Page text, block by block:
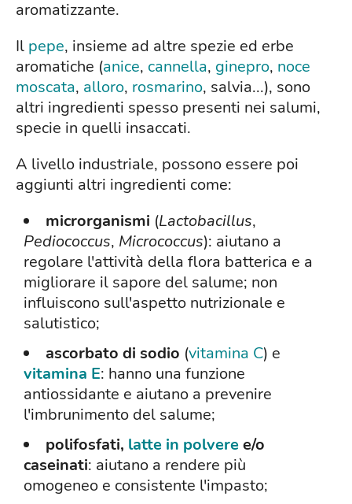
aromatizzante.
Il pepe, insieme ad altre spezie ed erbe
aromatiche (anice, cannella, ginepro, noce
moscata, alloro, rosmarino, salvia...), sono
altri ingredienti spesso presenti nei salumi,
specie in quelli insaccati.
A livello industriale, possono essere poi
aggiunti altri ingredienti come:
microrganismi (Lactobacillus,
Pediococcus, Micrococcus): aiutano a
regolare l'attività della flora batterica e a
migliorare il sapore del salume; non
influiscono sull'aspetto nutrizionale e
salutistico;
ascorbato di sodio (vitamina C) e
vitamina E: hanno una funzione
antiossidante e aiutano a prevenire
l'imbrunimento del salume;
polifosfati, latte in polveree/o
caseinati: aiutano a rendere più
omogeneo e consistente l'impasto;